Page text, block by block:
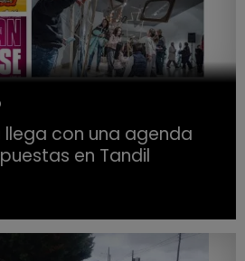
llega con una agenda
en Tandil